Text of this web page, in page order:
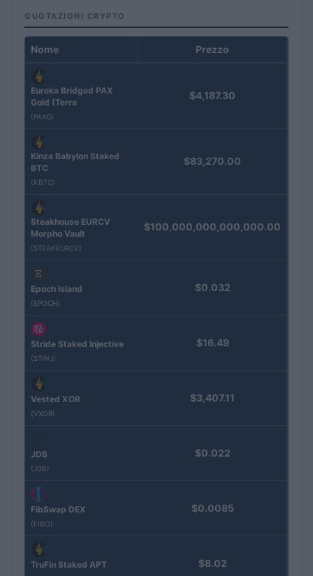
QUOTAZIONI CRYPTO
Nome Prezzo
Eureka Bridged PAX
Gold (Terra
(PAXG)
$4,187.30
Kinza Babylon Staked
BTC
(KBTC)
$83,270.00
Steakhouse EURCV
Morpho Vault
(STEAKEURCV)
$100,000,000,000,000.00
Epoch Island
(EPOCH)
$0.032
Stride Staked Injective
(STINJ)
$16.49
Vested XOR
(VXOR)
$3,407.11
JDB
(JDB)
$0.022
FibSwap DEX
(FIBO)
$0.0085
TruFin Staked APT $8.02